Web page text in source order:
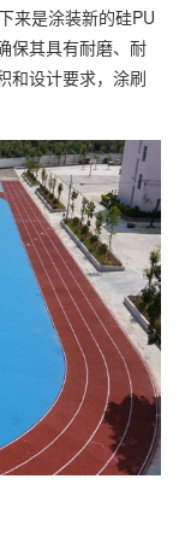
是涂装新的硅PU
保其具有耐磨、耐
和设计要求，涂刷